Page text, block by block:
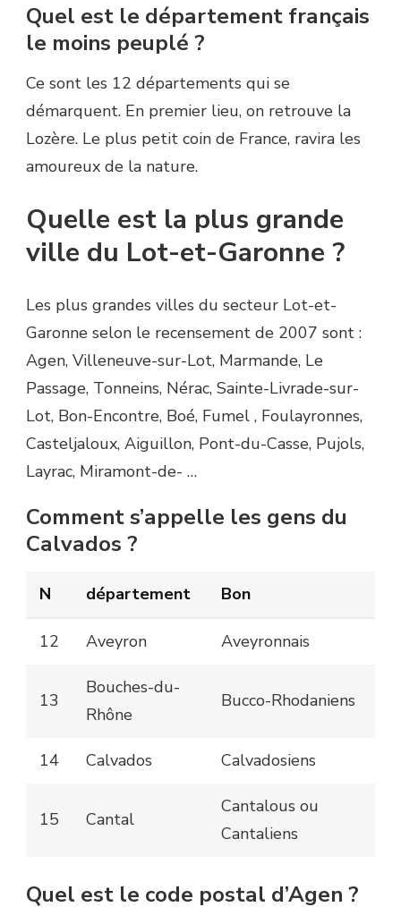
Quel est le département français
le moins peuplé ?
Ce sont les 12 départements qui se
démarquent. En premier lieu, on retrouve la
Lozère. Le plus petit coin de France, ravira les
amoureux de la nature.
Quelle est la plus grande
ville du Lot-et-Garonne ?
Les plus grandes villes du secteur Lot-et-
Garonne selon le recensement de 2007 sont :
Agen, Villeneuve-sur-Lot, Marmande, Le
Passage, Tonneins, Nérac, Sainte-Livrade-sur-
Lot, Bon-Encontre, Boé, Fumel , Foulayronnes,
Casteljaloux, Aiguillon, Pont-du-Casse, Pujols,
Layrac, Miramont-de- …
Comment s’appelle les gens du
Calvados ?
N département Bon
12 Aveyron Aveyronnais
13
Bouches-du-
Rhône
Bucco-Rhodaniens
14 Calvados Calvadosiens
15 Cantal
Cantalous ou
Cantaliens
Quel est le code postal d’Agen ?